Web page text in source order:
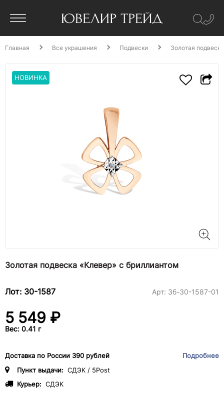
Главная Все украшения Подвески Золотая
НОВИНКА
Золотая подвеска «Клевер» с бриллиантом
Лот: 30-1587 Арт: 3б-30-1587-01
5 549 ₽
Вес: 0.41 г
Доставка по России 390 рублей
Подробнее
Пункт выдачи: СДЭК / 5Post
Курьер: СДЭК